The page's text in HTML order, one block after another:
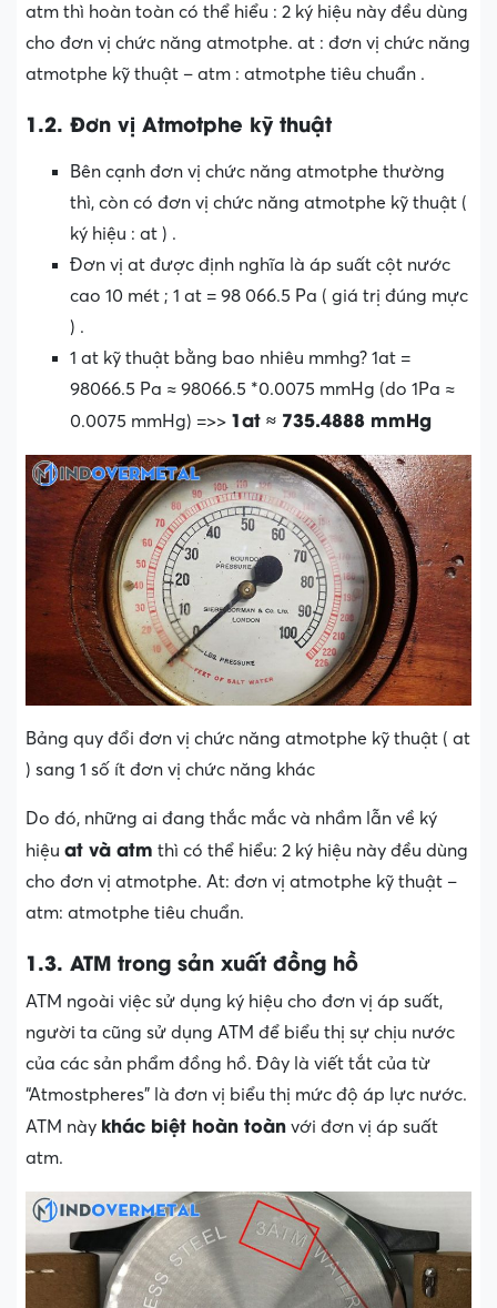
atm thì hoàn toàn có thể hiểu : 2 ký hiệu này đều dùng
cho đơn vị chức năng atmotphe. at : đơn vị chức năng
atmotphe kỹ thuật – atm : atmotphe tiêu chuẩn .
1.2. Đơn vị Atmotphe kỹ thuật
Bên cạnh đơn vị chức năng atmotphe thường
thì, còn có đơn vị chức năng atmotphe kỹ thuật (
ký hiệu : at ) .
Đơn vị at được định nghĩa là áp suất cột nước
cao 10 mét ; 1 at = 98 066.5 Pa ( giá trị đúng mực
) .
1 at kỹ thuật bằng bao nhiêu mmhg? 1at =
98066.5 Pa ≈ 98066.5 *0.0075 mmHg (do 1Pa ≈
0.0075 mmHg) =>> 1at ≈ 735.4888 mmHg
Bảng quy đổi đơn vị chức năng atmotphe kỹ thuật ( at
) sang 1 số ít đơn vị chức năng khác
Do đó, những ai đang thắc mắc và nhầm lẫn về ký
hiệu at và atm thì có thể hiểu: 2 ký hiệu này đều dùng
cho đơn vị atmotphe. At: đơn vị atmotphe kỹ thuật –
atm: atmotphe tiêu chuẩn.
1.3. ATM trong sản xuất đồng hồ
ATM ngoài việc sử dụng ký hiệu cho đơn vị áp suất,
người ta cũng sử dụng ATM để biểu thị sự chịu nước
của các sản phẩm đồng hồ. Đây là viết tắt của từ
“Atmostpheres” là đơn vị biểu thị mức độ áp lực nước.
ATM này khác biệt hoàn toàn với đơn vị áp suất
atm.